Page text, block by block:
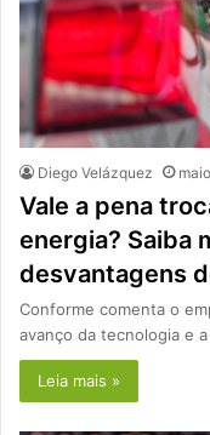
Diego Velázquez
Vale a pena
energia? Saiba
desvantagens
Conforme comenta o
avanço da tecnologia e
Leia mais »